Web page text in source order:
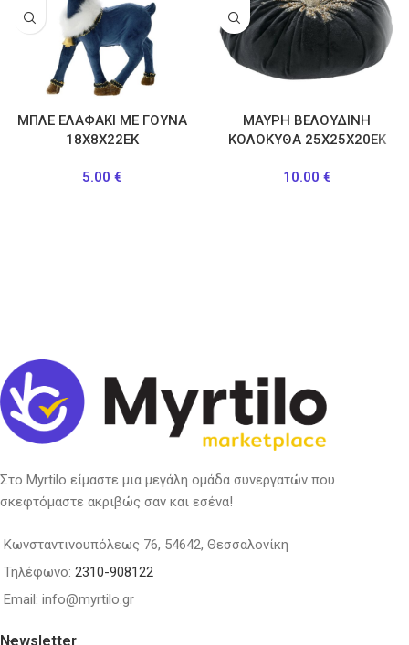
ΜΠΛΕ ΕΛΑΦΑΚΙ ΜΕ ΓΟΥΝΑ
18Χ8Χ22ΕΚ
5.00 €
ΜΑΥΡΗ ΒΕΛΟΥΔΙΝΗ
ΚΟΛΟΚΥΘΑ 25Χ25Χ20ΕΚ
10.00 €
Στο Myrtilo είμαστε μια μεγάλη ομάδα συνεργατών που
σκεφτόμαστε ακριβώς σαν και εσένα!
Κωνσταντινουπόλεως 76, 54642, Θεσσαλονίκη
Τηλέφωνο: 2310-908122
Email: info@myrtilo.gr
Newsletter